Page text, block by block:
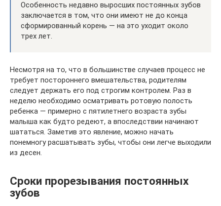
Особенность недавно выросших постоянных зубов
заключается в том, что они имеют не до конца
сформированный корень — на это уходит около
трех лет.
Несмотря на то, что в большинстве случаев процесс не
требует постороннего вмешательства, родителям
следует держать его под строгим контролем. Раз в
неделю необходимо осматривать ротовую полость
ребенка — примерно с пятилетнего возраста зубы
малыша как будто редеют, а впоследствии начинают
шататься. Заметив это явление, можно начать
понемногу расшатывать зубы, чтобы они легче выходили
из десен.
Сроки прорезывания постоянных
зубов